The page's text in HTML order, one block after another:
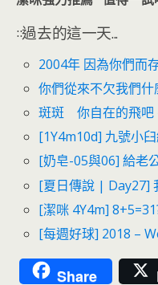
::過去的這一天...
2004年 因為你們而
你們從來不欠我們什
斑斑 你自在的飛吧
[1Y4m10d] 九號小
[奶皂-05與06] 給老
[夏日傳說 | Day27]
[潔咪 4Y4m]
[每週好球] 2018 –
Share